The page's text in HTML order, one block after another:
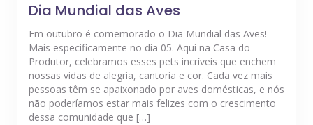
Dia Mundial das Aves
Em outubro é comemorado o Dia Mundial das Aves!
Mais especificamente no dia 05. Aqui na Casa do
Produtor, celebramos esses pets incríveis que enchem
nossas vidas de alegria, cantoria e cor. Cada vez mais
pessoas têm se apaixonado por aves domésticas, e nós
não poderíamos estar mais felizes com o crescimento
dessa comunidade que […]